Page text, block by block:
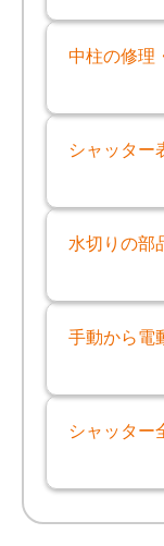
中柱の修理
シャッター
水切りの部
手動から電
シャッター